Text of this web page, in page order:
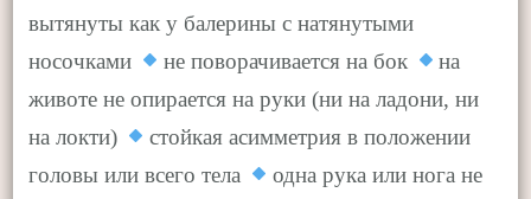
вытянуты как у балерины с натянутыми
носочками
не поворачивается на бок
на
животе не опирается на руки (ни на ладони, ни
на локти)
стойкая асимметрия в положении
головы или всего тела
одна рука или нога не